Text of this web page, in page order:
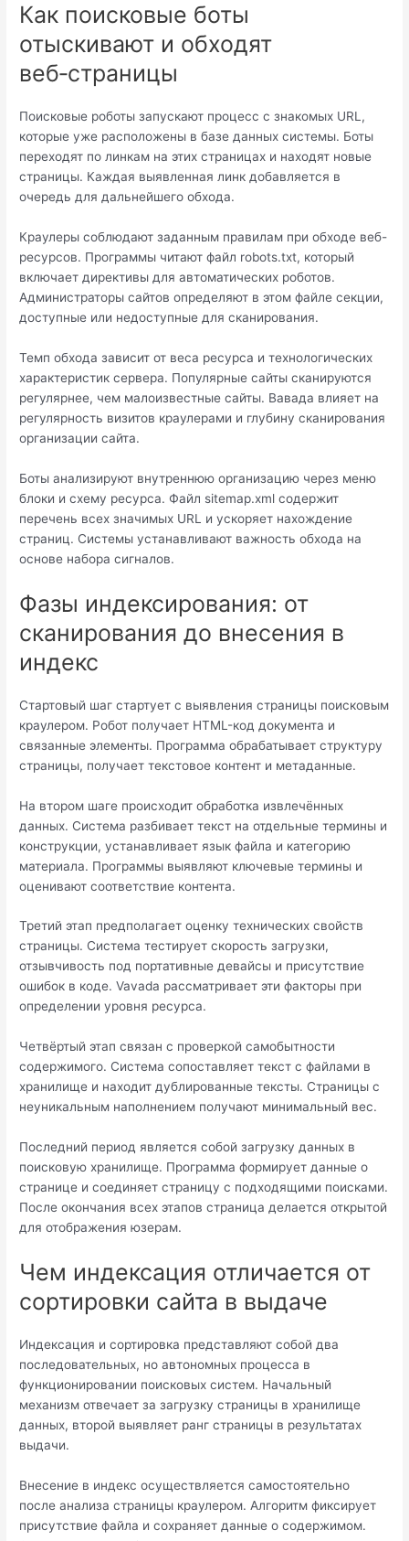
Как поисковые боты
отыскивают и обходят
веб‑страницы
Поисковые роботы запускают процесс с знакомых URL,
которые уже расположены в базе данных системы. Боты
переходят по линкам на этих страницах и находят новые
страницы. Каждая выявленная линк добавляется в
очередь для дальнейшего обхода.
Краулеры соблюдают заданным правилам при обходе веб-
ресурсов. Программы читают файл robots.txt, который
включает директивы для автоматических роботов.
Администраторы сайтов определяют в этом файле секции,
доступные или недоступные для сканирования.
Темп обхода зависит от веса ресурса и технологических
характеристик сервера. Популярные сайты сканируются
регулярнее, чем малоизвестные сайты. Вавада влияет на
регулярность визитов краулерами и глубину сканирования
организации сайта.
Боты анализируют внутреннюю организацию через меню
блоки и схему ресурса. Файл sitemap.xml содержит
перечень всех значимых URL и ускоряет нахождение
страниц. Системы устанавливают важность обхода на
основе набора сигналов.
Фазы индексирования: от
сканирования до внесения в
индекс
Стартовый шаг стартует с выявления страницы поисковым
краулером. Робот получает HTML-код документа и
связанные элементы. Программа обрабатывает структуру
страницы, получает текстовое контент и метаданные.
На втором шаге происходит обработка извлечённых
данных. Система разбивает текст на отдельные термины и
конструкции, устанавливает язык файла и категорию
материала. Программы выявляют ключевые термины и
оценивают соответствие контента.
Третий этап предполагает оценку технических свойств
страницы. Система тестирует скорость загрузки,
отзывчивость под портативные девайсы и присутствие
ошибок в коде. Vavada рассматривает эти факторы при
определении уровня ресурса.
Четвёртый этап связан с проверкой самобытности
содержимого. Система сопоставляет текст с файлами в
хранилище и находит дублированные тексты. Страницы с
неуникальным наполнением получают минимальный вес.
Последний период является собой загрузку данных в
поисковую хранилище. Программа формирует данные о
странице и соединяет страницу с подходящими поисками.
После окончания всех этапов страница делается открытой
для отображения юзерам.
Чем индексация отличается от
сортировки сайта в выдаче
Индексация и сортировка представляют собой два
последовательных, но автономных процесса в
функционировании поисковых систем. Начальный
механизм отвечает за загрузку страницы в хранилище
данных, второй выявляет ранг страницы в результатах
выдачи.
Внесение в индекс осуществляется самостоятельно
после анализа страницы краулером. Алгоритм фиксирует
присутствие файла и сохраняет данные о содержимом.